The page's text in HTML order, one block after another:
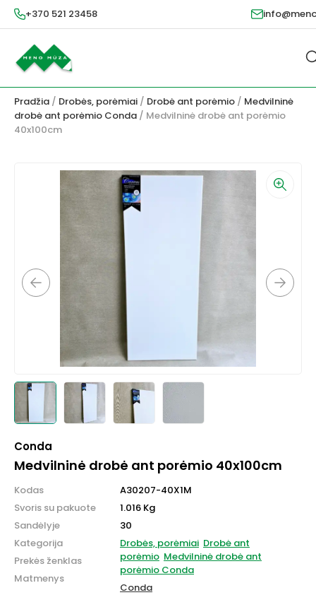
+370 521 23458
Pradžia / Drobės, porėmiai / Drobė ant porėmio / Medvilninė
drobė ant porėmio Conda / Medvilninė drobė ant porėmio
40x100cm
Conda
Medvilninė drobė ant porėmio 40x100cm
Kodas
Svoris su pakuote
Sandėlyje
Kategorija
Prekės ženklas
Matmenys
A30207-40X1M
1.016 Kg
30
Drobės, porėmiai Drobė ant
porėmio Medvilninė drobė ant
porėmio Conda
Conda